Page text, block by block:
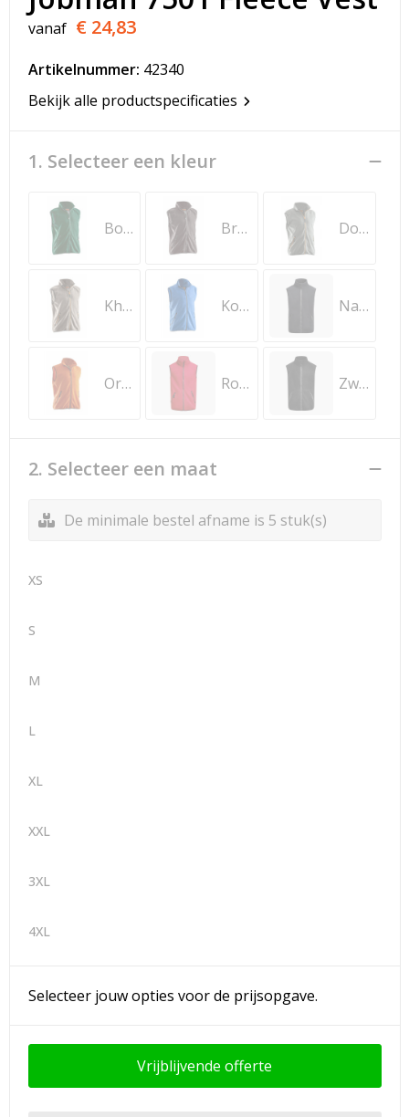
T-Shirts
Vesten
vanaf € 24,83
Artikelnummer: 42340
Bekijk alle productspecificaties
1. Selecteer een kleur
Bosgroen Bruin Donkergrijs
Khaki Kobalt Navy
Oranje Rood Zwart
2. Selecteer een maat
De minimale bestel afname is 5 stuk(s)
XS
S
M
L
XL
XXL
3XL
4XL
Selecteer jouw opties voor de prijsopgave.
Vrijblijvende offerte